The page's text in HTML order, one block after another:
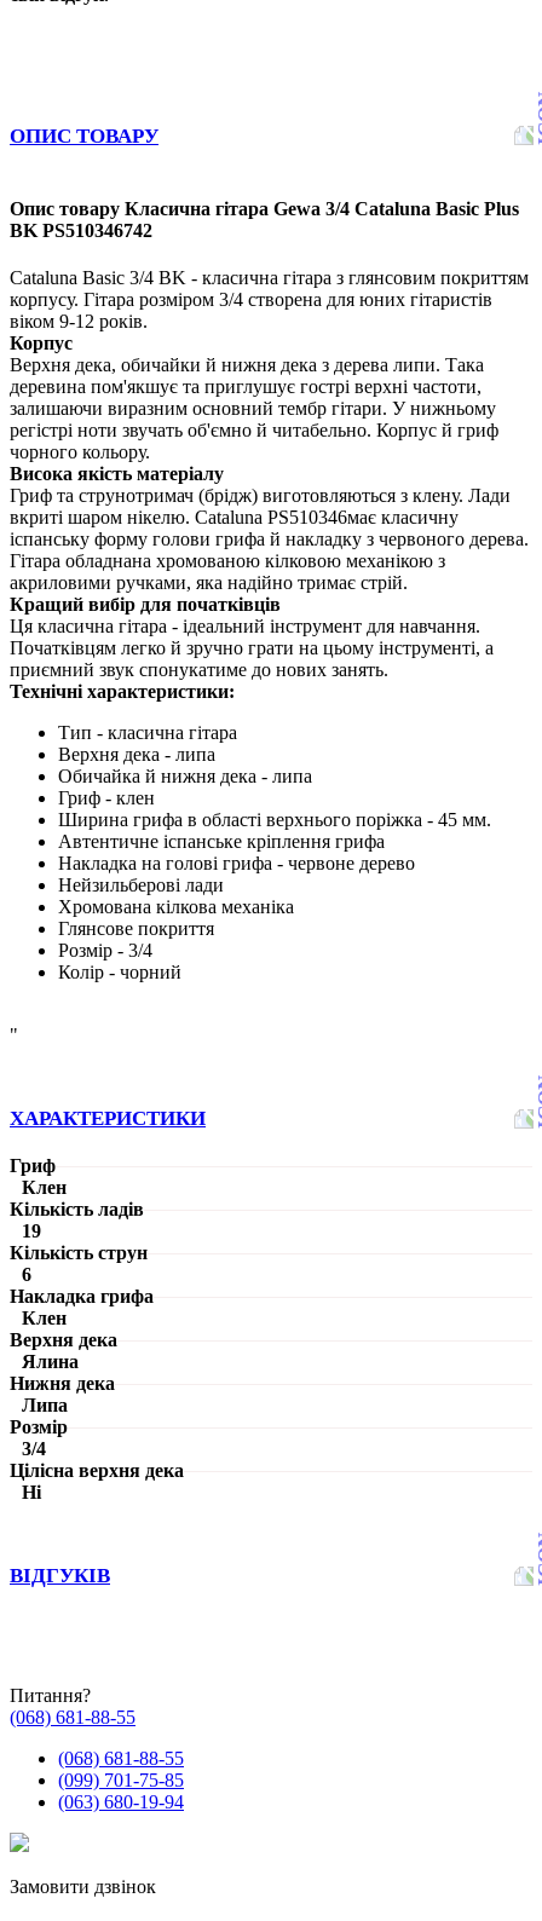
ОПИС ТОВАРУ
Опис товару Класична гітара Gewa 3/4 Cataluna Basic Plus
BK PS510346742
Cataluna Basic 3/4 BK - класична гітара з глянсовим покриттям
корпусу. Гітара розміром 3/4 створена для юних гітаристів
віком 9-12 років.
Корпус
Верхня дека, обичайки й нижня дека з дерева липи. Така
деревина пом'якшує та приглушує гострі верхні частоти,
залишаючи виразним основний тембр гітари. У нижньому
регістрі ноти звучать об'ємно й читабельно. Корпус й гриф
чорного кольору.
Висока якість матеріалу
Гриф та струнотримач (брідж) виготовляються з клену. Лади
вкриті шаром нікелю. Cataluna PS510346має класичну
іспанську форму голови грифа й накладку з червоного дерева.
Гітара обладнана хромованою кілковою механікою з
акриловими ручками, яка надійно тримає стрій.
Кращий вибір для початківців
Ця класична гітара - ідеальний інструмент для навчання.
Початківцям легко й зручно грати на цьому інструменті, а
приємний звук спонукатиме до нових занять.
Технічні характеристики:
Тип - класична гітара
Верхня дека - липа
Обичайка й нижня дека - липа
Гриф - клен
Ширина грифа в області верхнього поріжка - 45 мм.
Автентичне іспанське кріплення грифа
Накладка на голові грифа - червоне дерево
Нейзильберові лади
Хромована кілкова механіка
Глянсове покриття
Розмір - 3/4
Колір - чорний
"
ХАРАКТЕРИСТИКИ
Гриф
Клен
Кількість ладів
19
Кількість струн
6
Накладка грифа
Клен
Верхня дека
Ялина
Нижня дека
Липа
Розмір
3/4
Цілісна верхня дека
Ні
ВІДГУКІВ
Питання?
(068) 681-88-55
(068) 681-88-55
(099) 701-75-85
(063) 680-19-94
Замовити дзвінок